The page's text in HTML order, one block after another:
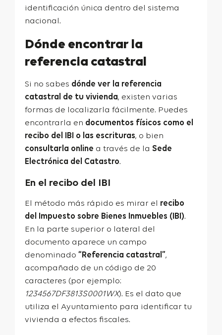
identificación única dentro del sistema
nacional.
Dónde encontrar la
referencia catastral
Si no sabes dónde ver la referencia
catastral de tu vivienda, existen varias
formas de localizarla fácilmente. Puedes
encontrarla en documentos físicos como el
recibo del IBI o las escrituras, o bien
consultarla online a través de la Sede
Electrónica del Catastro.
En el recibo del IBI
El método más rápido es mirar el recibo
del Impuesto sobre Bienes Inmuebles (IBI).
En la parte superior o lateral del
documento aparece un campo
denominado “Referencia catastral”,
acompañado de un código de 20
caracteres (por ejemplo:
1234567DF3813S0001WX). Es el dato que
utiliza el Ayuntamiento para identificar tu
vivienda a efectos fiscales.